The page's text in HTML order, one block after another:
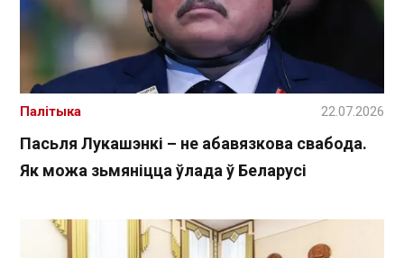
Пасьля Лукашэнкі – не абавязкова свабода.
Як можа зьмяніцца ўлада ў Беларусі
Палітыка 22.07.2026